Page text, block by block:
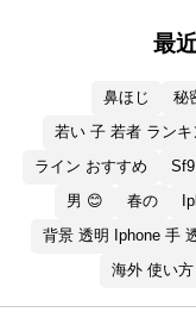
最
鼻ほじ 秘
若い 子 若者
ライン おすすめ
Sf9
男 😊
春の
背景 透明
海外 使い方